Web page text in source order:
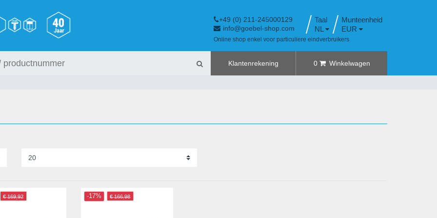
Taal
NL
EUR
Klantenrekening 0 Winkelwagen
+49 (0) 211-245000129
info@goebel-shop.com
Online shop enkel voor particuliere eindverbruikers
€ 169,92 -17% € 166,98